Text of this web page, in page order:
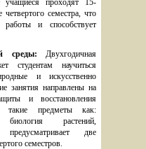
семестра, что
работы и способствует
среды: Двухгодичная
студентам научиться
и искусственно
занятия направлены на
и восстановления
такие предметы как:
биология растений,
две
семестров.